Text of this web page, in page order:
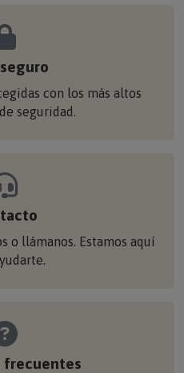
con los más altos
seguridad.
o llámanos. Estamos aquí
frecuentes